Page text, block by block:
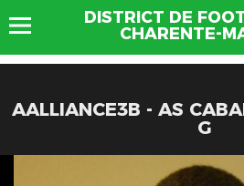
DISTRICT DE
CHARENTE-
AALLIANCE3B - AS
G